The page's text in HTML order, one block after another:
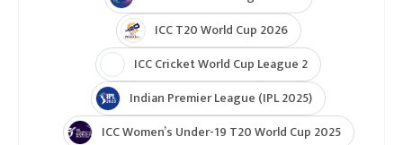
ICC T20 World Cup 2026
ICC Cricket World Cup League 2
Indian Premier League (IPL 2025)
ICC Women’s Under-19 T20 World Cup 2025